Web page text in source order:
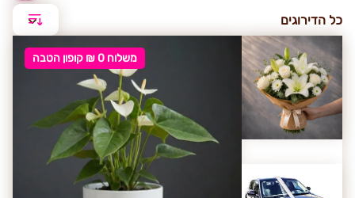
כל הדירוגים
משלוח 0 ₪ קופון הטבה